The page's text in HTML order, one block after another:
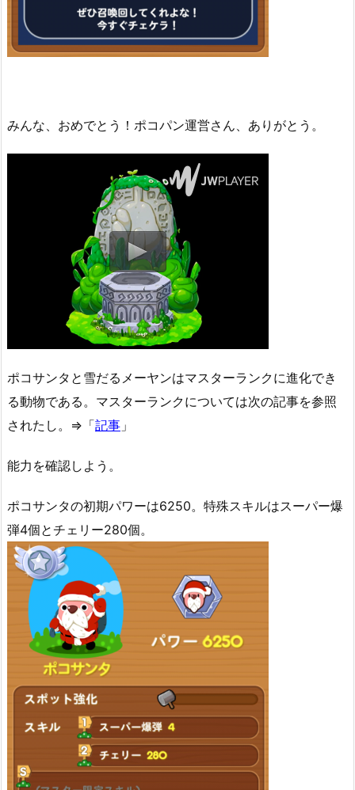
みんな、おめでとう！ポコパン運営さん、ありがとう。
ポコサンタと雪だるメーヤンはマスターランクに進化でき
る動物である。マスターランクについては次の記事を参照
されたし。⇒「記事 」
能力を確認しよう。
ポコサンタの初期パワーは6250。特殊スキルはスーパー爆
弾4個とチェリー280個。